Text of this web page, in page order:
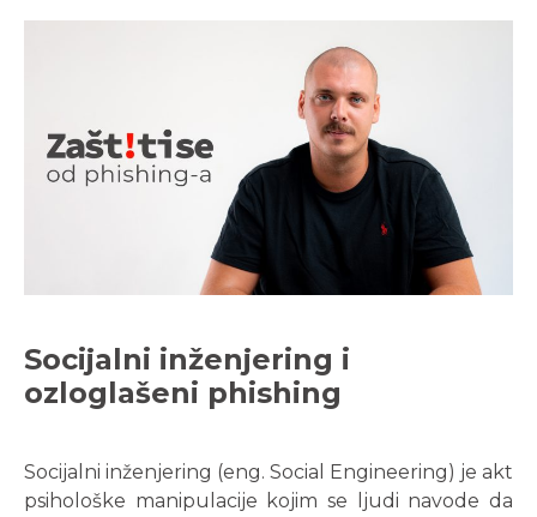
Socijalni inženjering i
ozloglašeni phishing
Socijalni inženjering (eng. Social Engineering) je akt
psihološke manipulacije kojim se ljudi navode da